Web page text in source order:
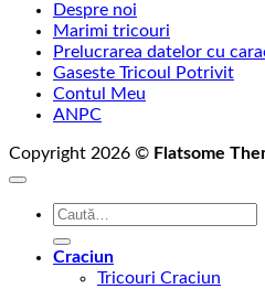
Despre noi
Marimi tricouri
Prelucrarea datelor cu
Gaseste Tricoul Potrivit
Contul Meu
ANPC
Copyright 2026 © Flatsome
Caută
Craciun
Tricouri Craciun